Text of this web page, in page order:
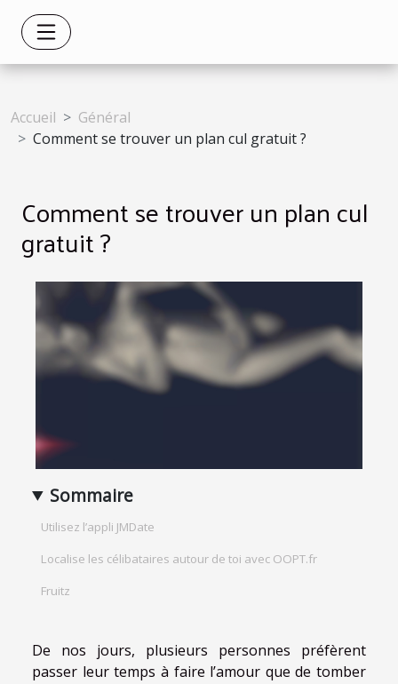
Accueil
Général
Comment se trouver un plan cul gratuit ?
Comment se trouver un plan cul
gratuit ?
Sommaire
Utilisez l’appli JMDate
Localise les célibataires autour de toi avec OOPT.fr
Fruitz
De nos jours, plusieurs personnes préfèrent
passer leur temps à faire l’amour que de tomber